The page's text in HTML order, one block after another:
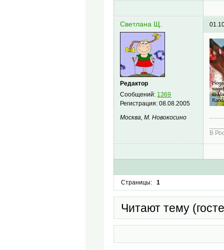
Светлана Щ.
Редактор
Сообщений: 1369
Регистрация:08.08.2005
Москва, М. Новокосино
В
Страницы: 1
Читают тему